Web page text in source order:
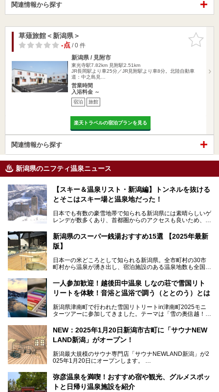
関連情報から探す
お気に入
りに追加
草薙旅館＜新潟県＞
-点/ 0 件
新潟県 / 見附市
東光寺駅7.82km 見附駅2.51km
JR長岡駅より車25分／JR見附駅より車8分。北陸自動車
道：中之島見…
営業時間
入浴料金 ～
宿泊 旅館
楽天トラベルの宿泊プランを見る
関連情報から探す
新潟県のニフティ温泉ニュース
【スキー＆温泉リスト・新潟編】トンネルを抜ける
とそこはスキー場と温泉地だった！
日本でも有数の豪雪地帯で知られる新潟県には素晴らしいゲ
レンデが数多くあり、首都圏からのアクセスも良いため、関
た全域にわたって月岡、赤倉、松之山、燕、妙高、岩室など
など、古くは文豪にも愛された歴史ある老舗温泉地が多いこ
とで知られています。
めに訪れたい、新潟県内にあるスキー場そばの温泉地をまと
めました。
新潟県のスーパー銭湯おすすめ15選 【2025年最新
版】
日本一の米どころとして知られる新潟県。全市町村の30市
町村から温泉が湧き出し、宿泊施設のある温泉地数も全国有
温泉が利用ができる宿泊施設も多く、スーパー銭湯も多彩な
サービスを提供する施設がいろいろ。
観光やレジャーに温泉を組み合わせれば、旅はさらに充実し
します。
一人参加歓迎！越後田中温泉 しなの荘で雪国リト
リートを体験！音浴と温浴で調う（ととのう）とは
新潟県津南町で行われた雪国リトリートin津南町2025モニ
ターツアーに参加してきました。テーマは「雪の奥信越！音
温泉ライターとして「温浴」は頻繁に体験していますが、
「音浴」とは果たしてどんな体験なのでしょう？とても気に
なお、宿泊した温泉は日帰り入浴もできる秘湯「越後田中温
泉 しなの荘」です。こちらについても詳しく紹介します。
NEW：2025年1月20日新潟市古町に「サウナNEW
LAND新潟」がオープン！
新潟最大規模のサウナ専門店「サウナNEWLAND新潟」が2
025年1月20日にオープンします。
街に再び笑顔と賑わいを取り戻し、新たなランドマークとし
て地域活性化を目指します。
サウナ室のテーマは「海賊船」‥⁉ ユニークなサウナ室を
弥彦温泉を満喫！おすすめ宿や観光、グルメスポッ
トと日帰り温泉施設を紹介